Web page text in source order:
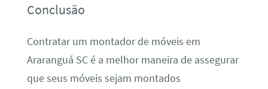
Conclusão
Contratar um montador de móveis em
Araranguá SC é a melhor maneira de assegurar
que seus móveis sejam montados